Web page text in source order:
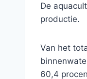
De
productie.
Van het
60,4